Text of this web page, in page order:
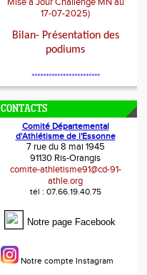
17-07-2025)
Bilan- Présentation des
podiums
************************
CONTACTS
Comité Départemental
d'Athlétisme de l'Essonne
7 rue du 8 mai 1945
91130 Ris-Orangis
comite-athletisme91@cd-91-
athle.org
tél : 07.66.19.40.75
Notre page Facebook
Notre compte Instagram